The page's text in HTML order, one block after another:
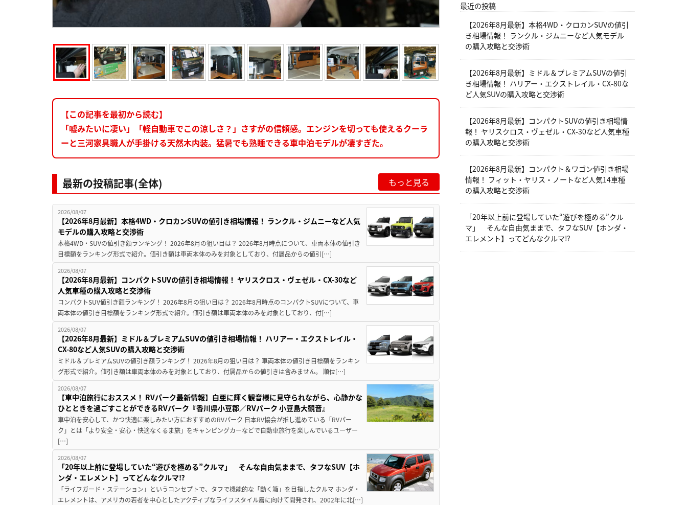
【この記事を最初から読む】
「嘘みたいに凄い」「軽自動車でこの涼しさ？」さすがの信頼感。エンジンを切っても使えるクーラ
ーと三河家具職人が手掛ける天然木内装。猛暑でも熟睡できる車中泊モデルが凄すぎた。
最新の投稿記事(全体) もっと見る
2026/08/07
【2026年8月最新】本格4WD・クロカンSUVの値引き相場情報！ ランクル・ジムニーなど人気
モデルの購入攻略と交渉術
本格4WD・SUVの値引き額ランキング！ 2026年8月の狙い目は？ 2026年8月時点について、車両本体の値引き
目標額をランキング形式で紹介。値引き額は車両本体のみを対象としており、付属品からの値引[…]
2026/08/07
【2026年8月最新】コンパクトSUVの値引き相場情報！ ヤリスクロス・ヴェゼル・CX-30など
人気車種の購入攻略と交渉術
コンパクトSUV値引き額ランキング！ 2026年8月の狙い目は？ 2026年8月時点のコンパクトSUVについて、車
両本体の値引き目標額をランキング形式で紹介。値引き額は車両本体のみを対象としており、付[…]
2026/08/07
【2026年8月最新】ミドル＆プレミアムSUVの値引き相場情報！ ハリアー・エクストレイル・
CX-80など人気SUVの購入攻略と交渉術
ミドル＆プレミアムSUVの値引き額ランキング！ 2026年8月の狙い目は？ 車両本体の値引き目標額をランキン
グ形式で紹介。値引き額は車両本体のみを対象としており、付属品からの値引きは含みません。 順位[…]
2026/08/07
【車中泊旅行におススメ！ RVパーク最新情報】白亜に輝く観音様に見守られながら、心静かな
ひとときを過ごすことができるRVパーク『香川県小豆郡／RVパーク 小豆島大観音』
車中泊を安心して、かつ快適に楽しみたい方におすすめのRVパーク 日本RV協会が推し進めている「RVパー
ク」とは「より安全・安心・快適なくるま旅」をキャンピングカーなどで自動車旅行を楽しんでいるユーザー
[…]
2026/08/07
「20年以上前に登場していた“遊びを極める”クルマ」 そんな自由気ままで、タフなSUV【ホ
ンダ・エレメント】ってどんなクルマ⁉︎
「ライフガード・ステーション」というコンセプトで、タフで機能的な「動く箱」を目指したクルマ ホンダ・
エレメントは、アメリカの若者を中心としたアクティブなライフスタイル層に向けて開発され、2002年に北[…]
最近の投稿
【2026年8月最新】本格4WD・クロカンSUVの値引
き相場情報！ ランクル・ジムニーなど人気モデル
の購入攻略と交渉術
【2026年8月最新】ミドル＆プレミアムSUVの値引
き相場情報！ ハリアー・エクストレイル・CX-80な
ど人気SUVの購入攻略と交渉術
【2026年8月最新】コンパクトSUVの値引き相場情
報！ ヤリスクロス・ヴェゼル・CX-30など人気車種
の購入攻略と交渉術
【2026年8月最新】コンパクト＆ワゴン値引き相場
情報！ フィット・ヤリス・ノートなど人気14車種
の購入攻略と交渉術
「20年以上前に登場していた“遊びを極める”クル
マ」 そんな自由気ままで、タフなSUV【ホンダ・
エレメント】ってどんなクルマ⁉︎